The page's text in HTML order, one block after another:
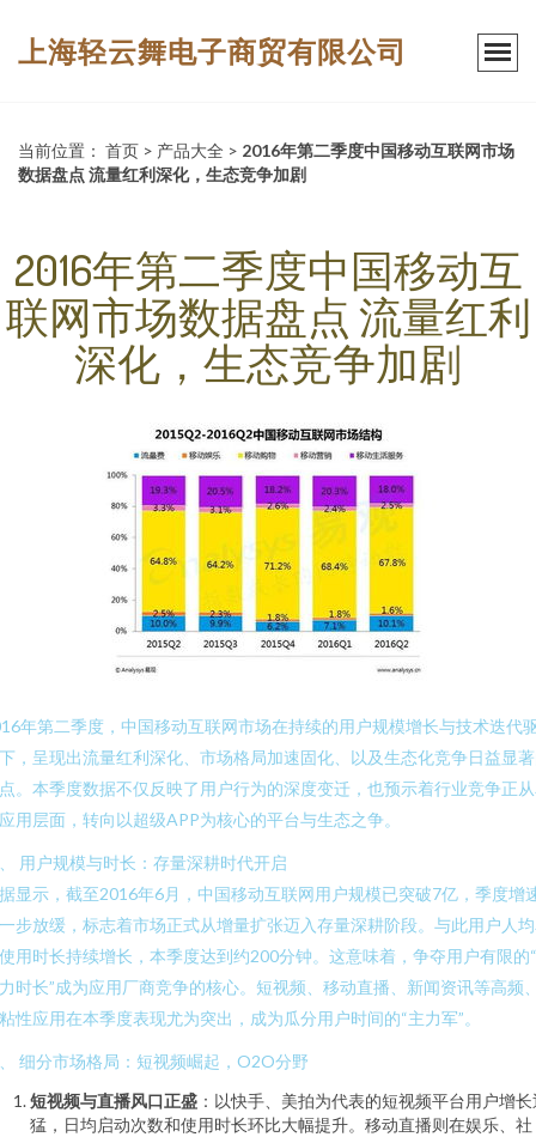
上海轻云舞电子商贸有限公司
当前位置： 首页 > 产品大全 > 2016年第二季度中国移动互联网市场
数据盘点 流量红利深化，生态竞争加剧
2016年第二季度中国移动互
联网市场数据盘点 流量红利
深化，生态竞争加剧
年第二季度，中国移动互联网市场在持续的用户规模增长与技术迭代
，呈现出流量红利深化、市场格局加速固化、以及生态化竞争日益显
。本季度数据不仅反映了用户行为的深度变迁，也预示着行业竞争正
用层面，转向以超级APP为核心的平台与生态之争。
用户规模与时长：存量深耕时代开启
显示，截至2016年6月，中国移动互联网用户规模已突破7亿，季度增
步放缓，标志着市场正式从增量扩张迈入存量深耕阶段。与此用户人
用时长持续增长，本季度达到约200分钟。这意味着，争夺用户有限的
时长”成为应用厂商竞争的核心。短视频、移动直播、新闻资讯等高频
性应用在本季度表现尤为突出，成为瓜分用户时间的“主力军”。
细分市场格局：短视频崛起，O2O分野
短视频与直播风口正盛 ：以快手、美拍为代表的短视频平台用户增
猛，日均启动次数和使用时长环比大幅提升。移动直播则在娱乐、社